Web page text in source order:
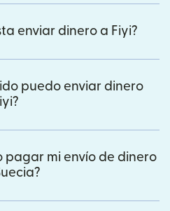
enviar dinero a Fiyi?
puedo enviar dinero
pagar mi envío de dinero